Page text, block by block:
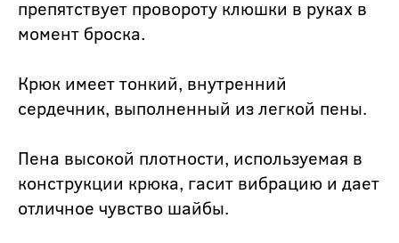
препятствует провороту клюшки в руках в
момент броска.
Крюк имеет тонкий, внутренний
сердечник, выполненный из легкой пены.
Пена высокой плотности, используемая в
конструкции крюка, гасит вибрацию и дает
отличное чувство шайбы.